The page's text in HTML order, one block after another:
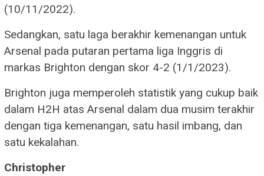
(10/11/2022).
Sedangkan, satu laga berakhir kemenangan untuk
Arsenal pada putaran pertama liga Inggris di
markas Brighton dengan skor 4-2 (1/1/2023).
Brighton juga memperoleh statistik yang cukup baik
dalam H2H atas Arsenal dalam dua musim terakhir
dengan tiga kemenangan, satu hasil imbang, dan
satu kekalahan.
Christopher